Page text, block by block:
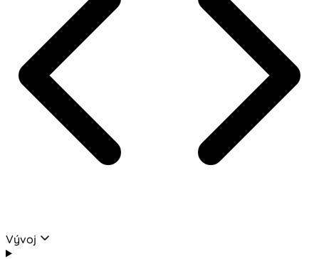
Vývoj